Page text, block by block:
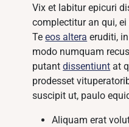
Vix et labitur epicuri
complectitur an qui,
Teeos altera eruditi,
modo numquam
putantdissentiunt at
prodesset
suscipit ut, paulo
Aliquam erat